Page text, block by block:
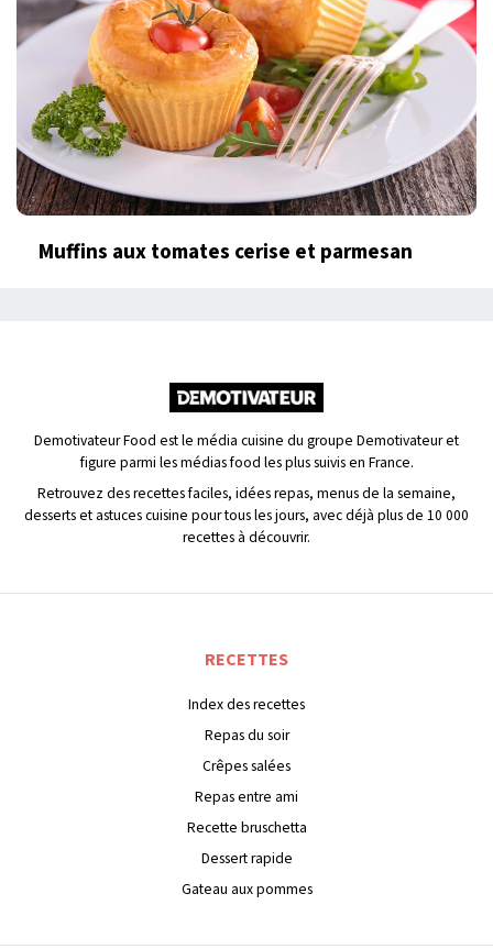
Muffins aux tomates cerise et parmesan
Demotivateur Food est le média cuisine du groupe Demotivateur et
figure parmi les médias food les plus suivis en France.
Retrouvez des recettes faciles, idées repas, menus de la semaine,
desserts et astuces cuisine pour tous les jours, avec déjà plus de 10 000
recettes à découvrir.
RECETTES
Index des recettes
Repas du soir
Crêpes salées
Repas entre ami
Recette bruschetta
Dessert rapide
Gateau aux pommes